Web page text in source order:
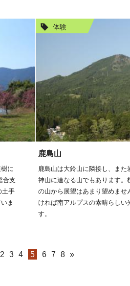
に
合支
土手
ま
体験
鹿島山
鹿島山は大鈴山に隣接し、また
神山に連なる山でもあります。
の山から展望はあまり望めませ
ければ南アルプスの素晴らしい
す。
2 3 4 5 6 7 8 »